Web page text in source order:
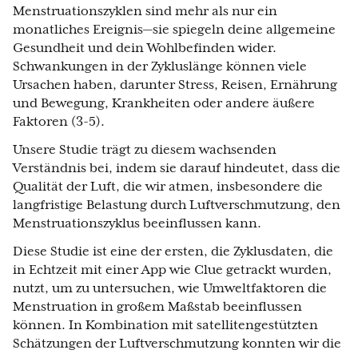
Menstruationszyklen sind mehr als nur ein
monatliches Ereignis—sie spiegeln deine allgemeine
Gesundheit und dein Wohlbefinden wider.
Schwankungen in der Zykluslänge können viele
Ursachen haben, darunter Stress, Reisen, Ernährung
und Bewegung, Krankheiten oder andere äußere
Faktoren (3-5).
Unsere Studie trägt zu diesem wachsenden
Verständnis bei, indem sie darauf hindeutet, dass die
Qualität der Luft, die wir atmen, insbesondere die
langfristige Belastung durch Luftverschmutzung, den
Menstruationszyklus beeinflussen kann.
Diese Studie ist eine der ersten, die Zyklusdaten, die
in Echtzeit mit einer App wie Clue getrackt wurden,
nutzt, um zu untersuchen, wie Umweltfaktoren die
Menstruation in großem Maßstab beeinflussen
können. In Kombination mit satellitengestützten
Schätzungen der Luftverschmutzung konnten wir die